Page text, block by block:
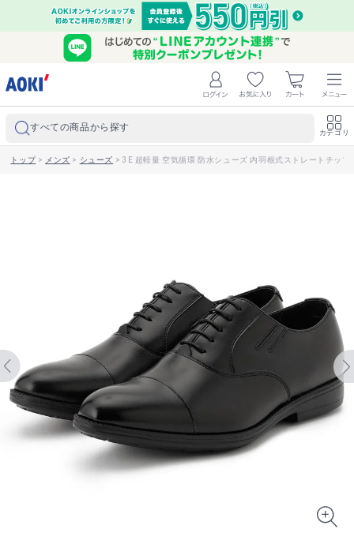
すべての商品から探す カテゴリ
トップ> メンズ > シューズ > 3E 超軽量 空気循環 防水シューズ 内羽根式ストレートチップ